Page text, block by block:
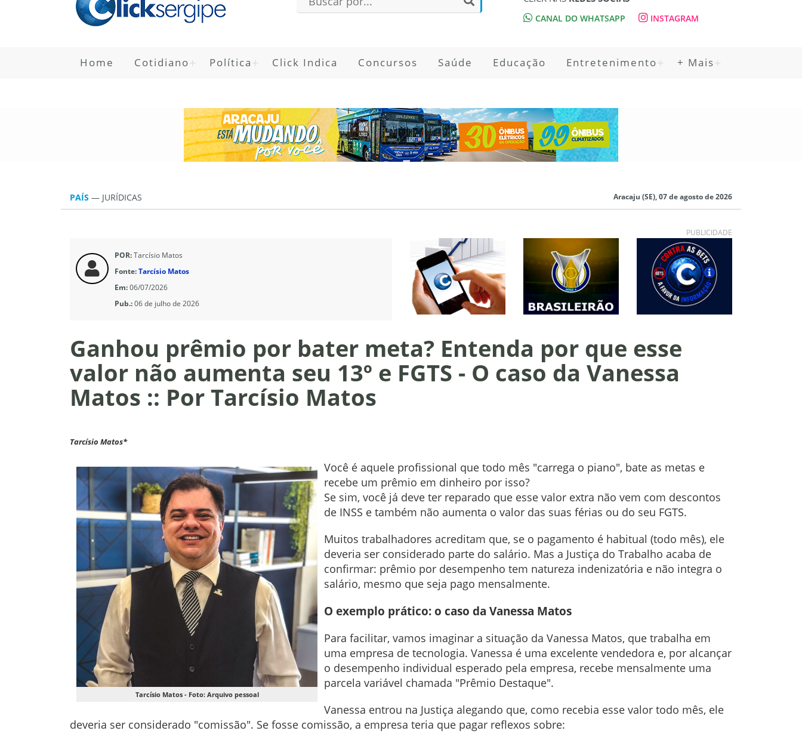
CANAL DO WHATSAPP INSTAGRAM
Home Cotidiano Política Click Indica Concursos Saúde Educação Entretenimento + Mais
PAÍS — JURÍ­DICAS Aracaju (SE), 07 de agosto de 2026
PUBLICIDADE
POR:Tarcísio Matos
Fonte:Tarcísio Matos
Em:06/07/2026
Pub.:06 de julho de 2026
Ganhou prêmio por bater meta? Entenda por que esse
valor não aumenta seu 13º e FGTS - O caso da Vanessa
Matos :: Por Tarcísio Matos
Tarcísio Matos*
Tarcísio Matos - Foto: Arquivo pessoal
Você é aquele profissional que todo mês "carrega o piano", bate as metas e
recebe um prêmio em dinheiro por isso?
Se sim, você já deve ter reparado que esse valor extra não vem com descontos
de INSS e também não aumenta o valor das suas férias ou do seu FGTS.
Muitos trabalhadores acreditam que, se o pagamento é habitual (todo mês), ele
deveria ser considerado parte do salário. Mas a Justiça do Trabalho acaba de
confirmar: prêmio por desempenho tem natureza indenizatória e não integra o
salário, mesmo que seja pago mensalmente.
O exemplo prático: o caso da Vanessa Matos
Para facilitar, vamos imaginar a situação da Vanessa Matos, que trabalha em
uma empresa de tecnologia. Vanessa é uma excelente vendedora e, por alcançar
o desempenho individual esperado pela empresa, recebe mensalmente uma
parcela variável chamada "Prêmio Destaque".
Vanessa entrou na Justiça alegando que, como recebia esse valor todo mês, ele
deveria ser considerado "comissão". Se fosse comissão, a empresa teria que pagar reflexos sobre: